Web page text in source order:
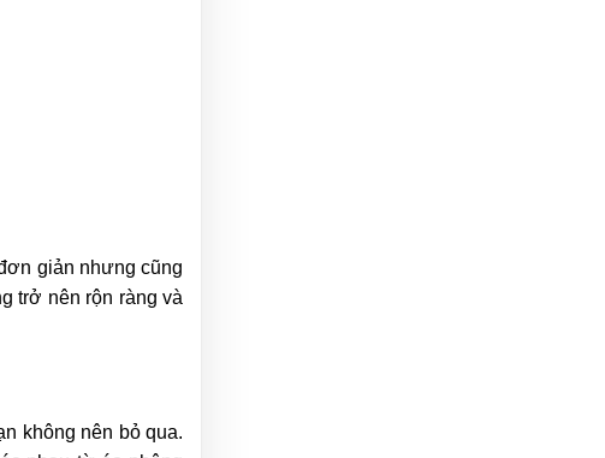
giản nhưng cũng
trở nên rộn ràng và
không nên bỏ qua.